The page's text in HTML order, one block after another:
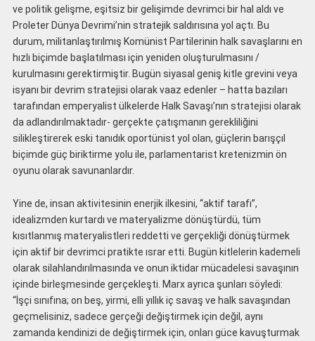
ve politik gelişme, eşitsiz bir gelişimde devrimci bir hal aldı ve
Proleter Dünya Devrimi’nin stratejik saldırısına yol açtı. Bu
durum, militanlaştırılmış Komünist Partilerinin halk savaşlarını en
hızlı biçimde başlatılması için yeniden oluşturulmasını /
kurulmasını gerektirmiştir. Bugün siyasal geniş kitle grevini veya
isyanı bir devrim stratejisi olarak vaaz edenler – hatta bazıları
tarafından emperyalist ülkelerde Halk Savaşı’nın stratejisi olarak
da adlandırılmaktadır- gerçekte çatışmanın gerekliliğini
silikleştirerek eski tanıdık oportünist yol olan, güçlerin barışçıl
biçimde güç biriktirme yolu ile, parlamentarist kretenizmin ön
oyunu olarak savunanlardır.
Yine de, insan aktivitesinin enerjik ilkesini, “aktif tarafı”,
idealizmden kurtardı ve materyalizme dönüştürdü, tüm
kısıtlanmış materyalistleri reddetti ve gerçekliği dönüştürmek
için aktif bir devrimci pratikte ısrar etti. Bugün kitlelerin kademeli
olarak silahlandırılmasında ve onun iktidar mücadelesi savaşının
içinde birleşmesinde gerçekleşti. Marx ayrıca şunları söyledi:
“İşçi sınıfına; on beş, yirmi, elli yıllık iç savaş ve halk savaşından
geçmelisiniz, sadece gerçeği değiştirmek için değil, aynı
zamanda kendinizi de değiştirmek için, onları güce kavuşturmak